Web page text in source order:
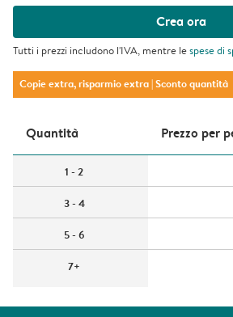
Crea ora
Tutti i prezzi includono l'IVA, mentre lespese di
Copie extra, risparmio extra| Sconto quantità
Quantità Prezzo per
1 - 2
3 - 4
5 - 6
7+